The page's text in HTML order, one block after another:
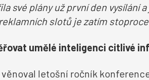
své plány už první den vysílání
slotů je zatím
umělé inteligenci citlivé
letošní ročník